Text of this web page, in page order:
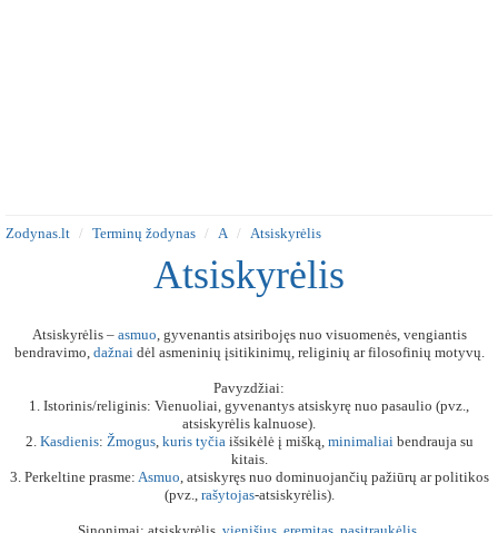
Zodynas.lt Terminų žodynas A Atsiskyrėlis
Atsiskyrėlis
Atsiskyrėlis – asmuo, gyvenantis atsiribojęs nuo visuomenės, vengiantis
bendravimo, dažnaidėl asmeninių įsitikinimų, religinių ar filosofinių motyvų.
Pavyzdžiai:
1. Istorinis/religinis: Vienuoliai, gyvenantys atsiskyrę nuo pasaulio (pvz.,
atsiskyrėlis kalnuose).
2. Kasdienis: Žmogus, kuris tyčiaišsikėlė į mišką, minimaliaibendrauja su
kitais.
3. Perkeltine prasme: Asmuo, atsiskyręs nuo dominuojančių pažiūrų ar politikos
(pvz., rašytojas-atsiskyrėlis).